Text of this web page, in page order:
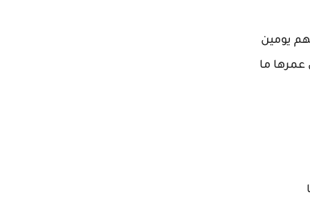
يومين
عمرها ما